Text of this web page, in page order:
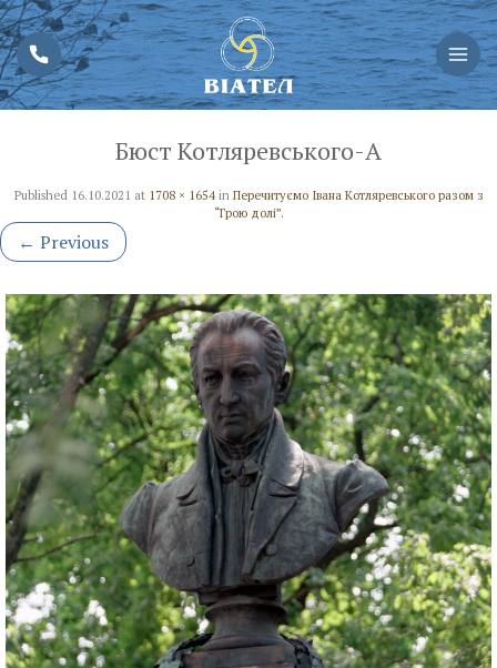
Бюст Котляревського-А
Published 16.10.2021 at 1708 × 1654in Перечитуємо Івана Котляревського разом з
“Грою долі”.
← Previous